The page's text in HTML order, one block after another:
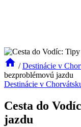
/ Destinácie v
bezproblémovú jazdu
Destinácie v
Cesta do
jazdu